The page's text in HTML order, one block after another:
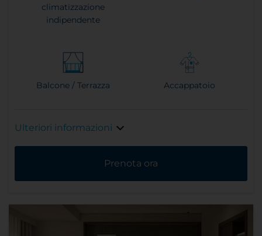
climatizzazione
indipendente
Balcone / Terrazza Accappatoio
Ulteriori informazioni
Prenota ora